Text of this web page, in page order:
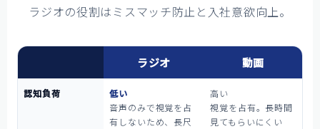
ラジオの役割はミスマッチ防止と入社意欲向上。
ラジオ 動画
認知負荷
低い
音声のみで視覚を占
有しないため、長尺
高い
視覚を占有。長時間
見てもらいにくい